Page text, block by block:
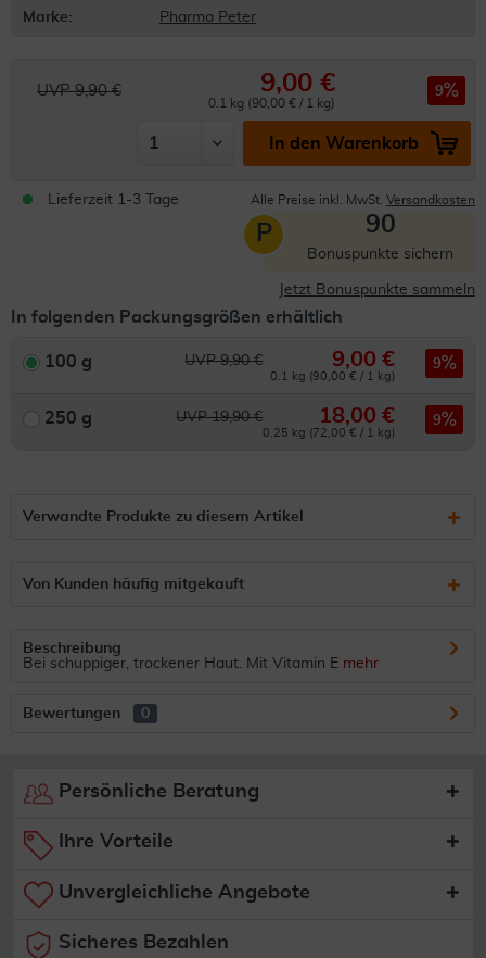
Marke:
Pharma Peter
UVP 9,90 € 9,00 €
0.1 kg (90,00 € / 1 kg)
9
In den Warenkorb
Lieferzeit 1-3 Tage Alle Preise inkl. MwSt. Versandkosten
P 90
Bonuspunkte sichern
Jetzt Bonuspunkte sammeln
In folgenden Packungsgrößen erhältlich
100 g UVP 9,90 € 9,00 €
0.1 kg (90,00 € / 1 kg)
9
250 g UVP 19,90 € 18,00 €
0.25 kg (72,00 € / 1 kg)
9
Verwandte Produkte zu diesem Artikel
Von Kunden häufig mitgekauft
Beschreibung
Bei schuppiger, trockener Haut. Mit Vitamin E mehr
Bewertungen 0
Persönliche Beratung
Ihre Vorteile
Unvergleichliche Angebote
Sicheres Bezahlen